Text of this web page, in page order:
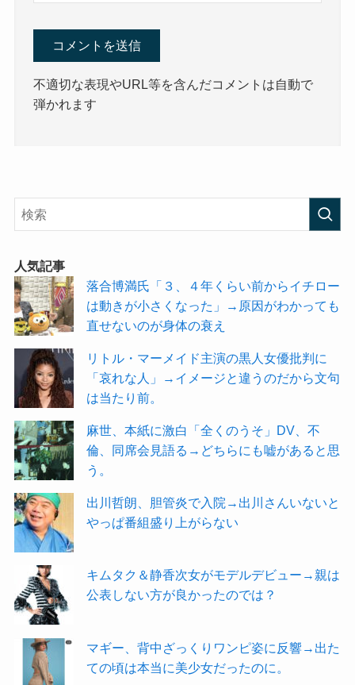
不適切な表現やURL等を含んだコメントは自動で
弾かれます
人気記事
落合博満氏「３、４年くらい前からイチロー
は動きが小さくなった」→原因がわかっても
直せないのが身体の衰え
リトル・マーメイド主演の黒人女優批判に
「哀れな人」→イメージと違うのだから文句
は当たり前。
麻世、本紙に激白「全くのうそ」DV、不
倫、同席会見語る→どちらにも嘘があると思
う。
出川哲朗、胆管炎で入院→出川さんいないと
やっぱ番組盛り上がらない
キムタク＆静香次女がモデルデビュー→親は
公表しない方が良かったのでは？
マギー、背中ざっくりワンピ姿に反響→出た
ての頃は本当に美少女だったのに。